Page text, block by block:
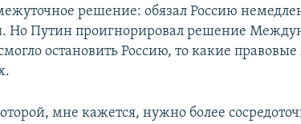
решение: обязал Россию
Но Путин проигнорировал решение
остановить Россию, то какие
мне кажется, нужно более